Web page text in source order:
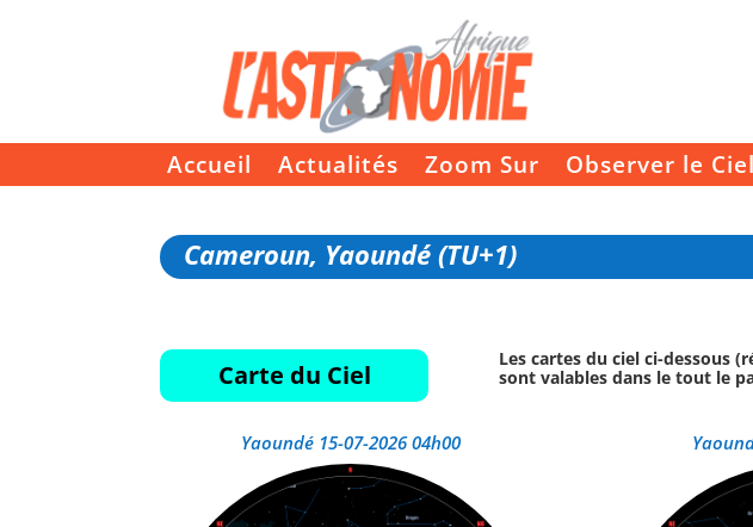
Accueil Actualités Zoom Sur Observer le Ciel
Cameroun, Yaoundé (TU+1)
Carte du Ciel
Les cartes du ciel ci-dessous
sont valables dans le tout le
Yaoundé 15-07-2026 04h00